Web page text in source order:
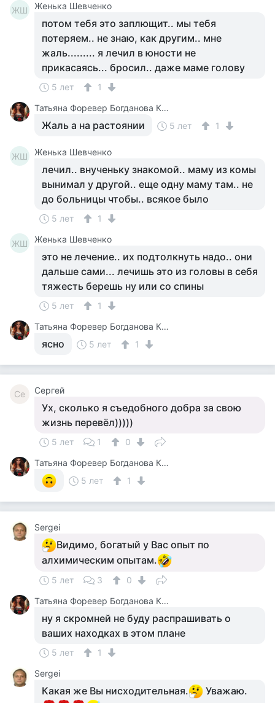
ЖШ Женька Шевченко
потом тебя это заплющит.. мы тебя
потеряем.. не знаю, как другим.. мне
жаль......... я лечил в юности не
прикасаясь... бросил.. даже маме голову
5 лет
1
Татьяна Форевер Богданова Картина Дали Пять Минут До Пробуждения Или Кормежки Кошек
Жаль а на растоянии 5 лет 1
ЖШ Женька Шевченко
лечил.. внученьку знакомой.. маму из комы
вынимал у другой.. еще одну маму там.. не
до больницы чтобы.. всякое было
5 лет 1
ЖШ Женька Шевченко
это не лечение.. их подтолкнуть надо.. они
дальше сами... лечишь это из головы в себя
тяжесть берешь ну или со спины
5 лет
1
Татьяна Форевер Богданова Картина Дали Пять Минут До Пробуждения Или Кормежки Кошек
ясно 5 лет 1
Се Сергей
Ух, сколько я съедобного добра за свою
жизнь перевёл)))))
5 лет 1
0
Татьяна Форевер Богданова Картина Дали Пять Минут До Пробуждения Или Кормежки Кошек
5 лет
1
Sergei
Видимо, богатый у Вас опыт по
алхимическим опытам.
5 лет 3
0
Татьяна Форевер Богданова Картина Дали Пять Минут До Пробуждения Или Кормежки Кошек
ну я скромней не буду распрашивать о
ваших находках в этом плане
5 лет
1
Sergei
Какая же Вы нисходительная. Уважаю.